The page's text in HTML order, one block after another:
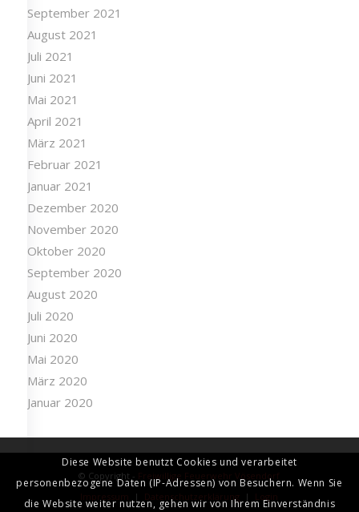
September 2021
August 2021
Juli 2021
Juni 2021
Mai 2021
April 2021
März 2021
Februar 2021
Januar 2021
Dezember 2020
November 2020
Oktober 2020
September 2020
August 2020
Juli 2020
Juni 2020
Mai 2020
März 2020
Januar 2020
© Copyright - Freiwillige Feuerwehr Vösendorf
Impressum
| Datenschutzerklärung |
Login
Diese Website benutzt Cookies und verarbeitet
personenbezogene Daten (IP-Adressen) von Besuchern. Wenn Sie
die Website weiter nutzen, gehen wir von Ihrem Einverständnis